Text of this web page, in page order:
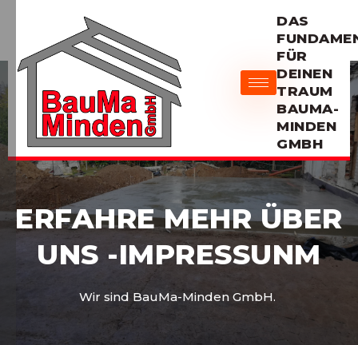
DAS
FÜR
DEINEN
TRAUM
BAUMA-
MINDEN
GMBH
ERFAHRE MEHR ÜBER
UNS -IMPRESSUNM
Wir sind BauMa-Minden GmbH.